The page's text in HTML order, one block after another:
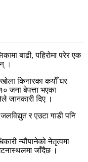
बाढी, पहिरोमा परेर एक
।
किनारका कयौँ घर
जना बेपत्ता भएका
जानकारी दिए ।
र एउटा गाडी पनि
न्यौपानेको नेतृत्वमा
जाँदैछ ।